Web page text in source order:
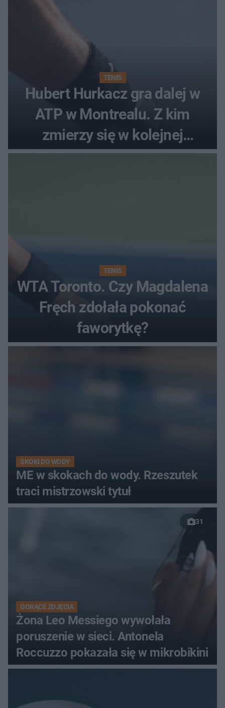
TENIS
Hubert Hurkacz gra dalej w
ATP w Montrealu. Z kim
zmierzy się w kolejnej
rundzie?
TENIS
WTA Toronto. Czy Magdalena
Fręch zdołała pokonać
faworytkę?
SKOKI DO WODY
ME w skokach do wody. Rzeszutek
traci mistrzowski tytuł
31
GORĄCE ZDJĘCIA
Żona Leo Messiego wywołała
poruszenie w sieci. Antonela
Roccuzzo pokazała się w mikrobikini